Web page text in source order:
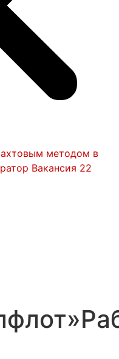
методом в
Вакансия 22